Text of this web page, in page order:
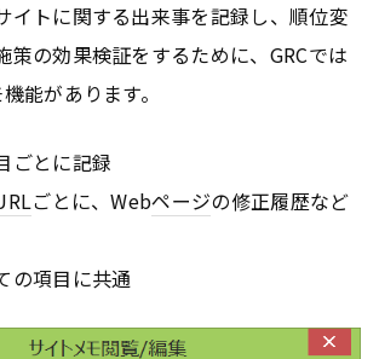
イトに関する出来事を記録し、順位変
策の効果検証をするために、GRCでは
能があります。
ごとに記録
ごとに、Webページの修正履歴など
の項目に共通